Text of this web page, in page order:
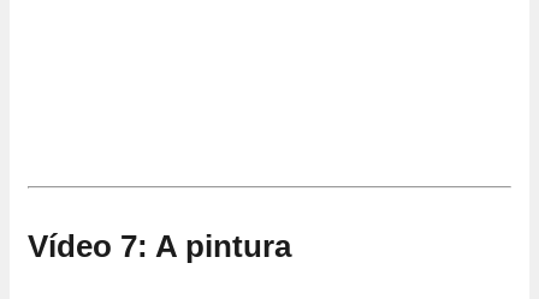
Vídeo 7: A pintura